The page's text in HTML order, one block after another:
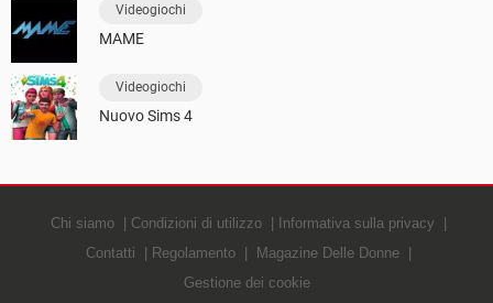
Videogiochi
MAME
Videogiochi
Nuovo Sims 4
Chi siamo Condizioni di utilizzo
Informativa sulla privacy
Contatti
Regolamento
Magazine Delle Donne
Gestione dei cookie